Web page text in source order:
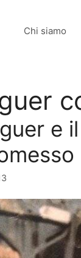
Chi siamo
e